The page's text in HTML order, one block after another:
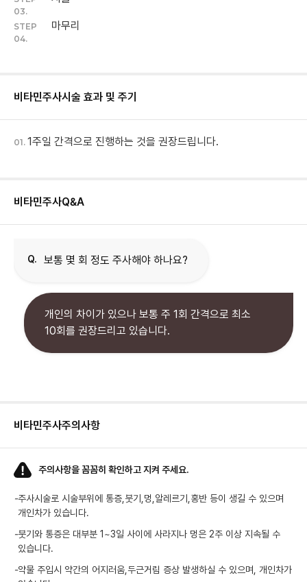
03.
STEP
04.
마무리
비타민주사시술 효과 및 주기
01. 1주일 간격으로 진행하는 것을 권장드립니다.
비타민주사Q&A
Q. 보통 몇 회 정도 주사해야 하나요?
개인의 차이가 있으나 보통 주 1회 간격으로 최소
10회를 권장드리고 있습니다.
비타민주사주의사항
주의사항을 꼼꼼히 확인하고 지켜 주세요.
-주사시술로 시술부위에 통증,붓기,멍,알레르기,홍반 등이 생길 수 있으며
개인차가 있습니다.
-붓기와 통증은 대부분 1~3일 사이에 사라지나 멍은 2주 이상 지속될 수
있습니다.
-약물 주입시 약간의 어지러움,두근거림 증상 발생하실 수 있으며, 개인차가